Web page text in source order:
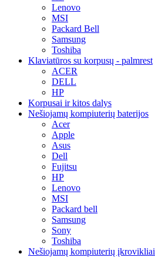
Lenovo
MSI
Packard Bell
Samsung
Toshiba
Klaviatūros su korpusų - palmrest
ACER
DELL
HP
Korpusai ir kitos dalys
Nešiojamų kompiuterių baterijos
Acer
Apple
Asus
Dell
Fujitsu
HP
Lenovo
MSI
Packard bell
Samsung
Sony
Toshiba
Nešiojamų kompiuterių įkrovikliai